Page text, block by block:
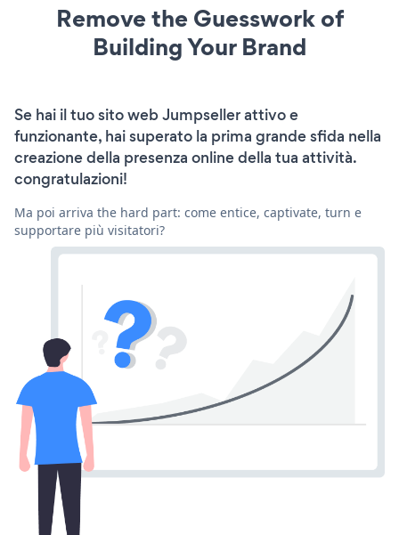
Remove the Guesswork of
Building Your Brand
Se hai il tuo sito web Jumpseller attivo e
funzionante, hai superato la prima grande sfida nella
creazione della presenza online della tua attività.
congratulazioni!
Ma poi arriva the hard part: come entice, captivate, turn e
supportare più visitatori?